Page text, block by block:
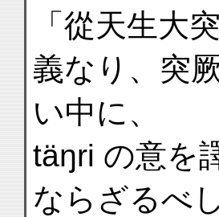
「從天生大
義なり、突
い中に、
täŋri の意を
ならざるべし